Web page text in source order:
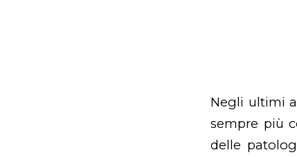
Negli ultimi
sempre più
delle